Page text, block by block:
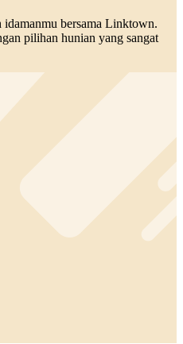
bersama Linktown.
pilihan hunian yang sangat